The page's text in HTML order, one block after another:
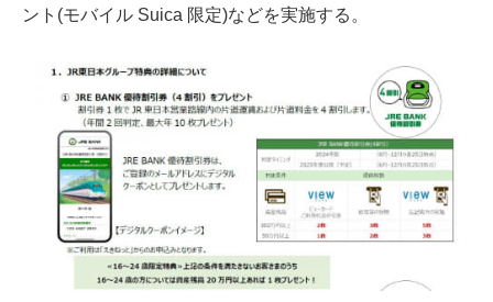
ント(モバイル Suica 限定)などを実施する。